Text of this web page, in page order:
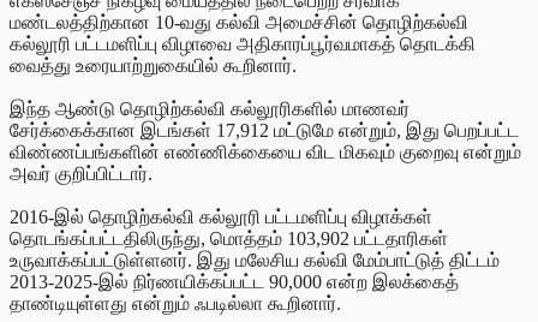
மண்டலத்திற்கான 10-வது கல்வி அமைச்சின் தொழிற்கல்வி
கல்லூரி பட்டமளிப்பு விழாவை அதிகாரப்பூர்வமாகத் தொடக்கி
வைத்து உரையாற்றுகையில் கூறினார்.
இந்த ஆண்டு தொழிற்கல்வி கல்லூரிகளில் மாணவர்
சேர்க்கைக்கான இடங்கள் 17,912 மட்டுமே என்றும், இது பெறப்பட்ட
விண்ணப்பங்களின் எண்ணிக்கையை விட மிகவும் குறைவு என்றும்
அவர் குறிப்பிட்டார்.
2016-இல் தொழிற்கல்வி கல்லூரி பட்டமளிப்பு விழாக்கள்
தொடங்கப்பட்டதிலிருந்து, மொத்தம் 103,902 பட்டதாரிகள்
உருவாக்கப்பட்டுள்ளனர். இது மலேசிய கல்வி மேம்பாட்டுத் திட்டம்
2013-2025-இல் நிர்ணயிக்கப்பட்ட 90,000 என்ற இலக்கைத்
தாண்டியுள்ளது என்றும் ஃபடில்லா கூறினார்.